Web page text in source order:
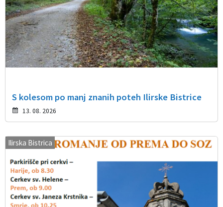
S kolesom po manj znanih poteh Ilirske Bistrice
13. 08. 2026
Ilirska Bistrica